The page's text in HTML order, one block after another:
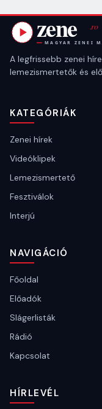
A legfrissebb zenei
lemezismertetők és
KATEGÓRIÁK
Zenei hírek
Videóklipek
Lemezismertető
Fesztiválok
Interjú
NAVIGÁCIÓ
Főoldal
Előadók
Slágerlisták
Rádió
Kapcsolat
HÍRLEVÉL